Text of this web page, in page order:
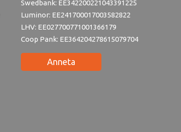
Swedbank: EE342200221043391225
Luminor: EE241700017003582822
LHV: EE027700771001366179
Coop Pank: EE364204278615079704
Anneta